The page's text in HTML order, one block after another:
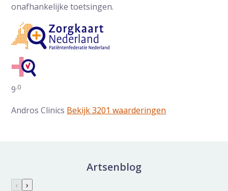
onafhankelijke toetsingen.
Gemiddelde waarderingen op ZorgkaartNederland:
9.0
Andros Clinics Bekijk 3201 waarderingen
Artsenblog
Nieuws galerij overslaan
Vorige slide
‹ Volgende slide
›